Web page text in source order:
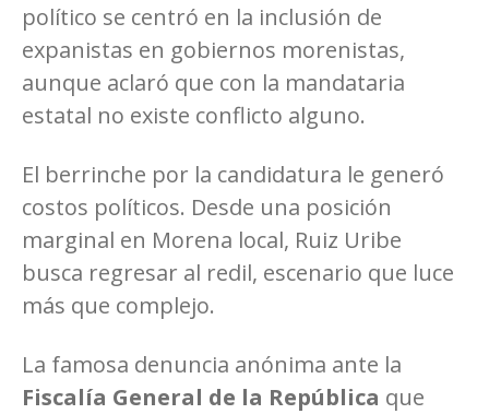
político se centró en la inclusión de
expanistas en gobiernos morenistas,
aunque aclaró que con la mandataria
estatal no existe conflicto alguno.
El berrinche por la candidatura le generó
costos políticos. Desde una posición
marginal en Morena local, Ruiz Uribe
busca regresar al redil, escenario que luce
más que complejo.
La famosa denuncia anónima ante la
Fiscalía General de la República que